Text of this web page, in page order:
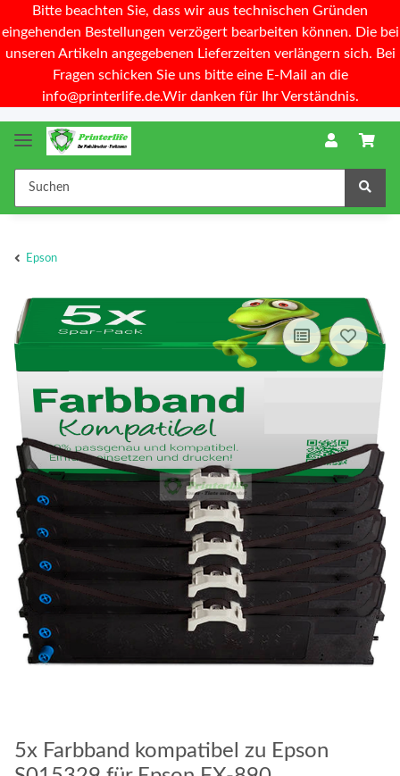
Bitte beachten Sie, dass wir aus technischen Gründen
eingehenden Bestellungen verzögert bearbeiten können. Die bei
unseren Artikeln angegebenen Lieferzeiten verlängern sich. Bei
Fragen schicken Sie uns bitte eine E-Mail an die
info@printerlife.de.Wir danken für Ihr Verständnis.
Epson
5x Farbband kompatibel zu Epson